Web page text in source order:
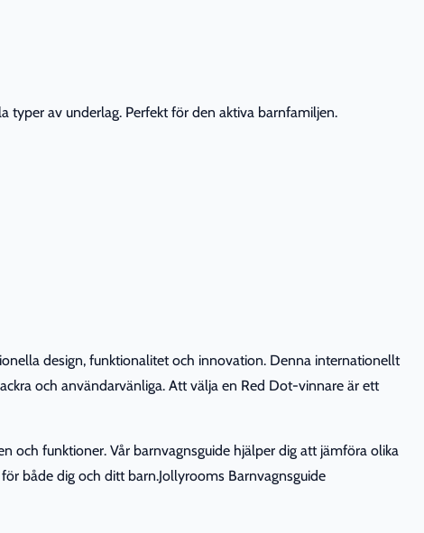
typer av underlag. Perfekt för den aktiva barnfamiljen.
design, funktionalitet och innovation. Denna internationellt
och användarvänliga. Att välja en Red Dot-vinnare är ett
och funktioner. Vår barnvagnsguide hjälper dig att jämföra olika
både dig och ditt barn.Jollyrooms Barnvagnsguide